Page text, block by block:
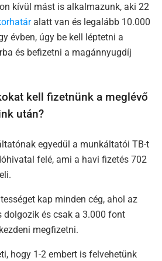
kívül mást is alkalmazunk, aki 22
alatt van és legalább 10.000
évben, úgy be kell léptetni a
és befizetni a magánnyugdíj
kell fizetnünk a meglévő
után?
egyedül a munkáltatói TB-t
felé, ami a havi fizetés 702
kap minden cég, ahol az
dolgozik és csak a 3.000 font
megfizetni.
hogy 1-2 embert is felvehetünk